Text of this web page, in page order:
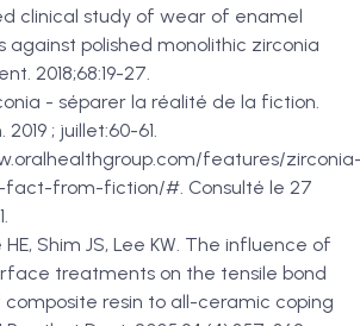
clinical study of wear of enamel
against polished monolithic zirconia
2018;68:19-27.
- séparer la réalité de la fiction.
; juillet:60-61.
features/
fact-from-fiction/#. Consulté le 27
HE, Shim JS, Lee KW. The influence of
treatments on the tensile bond
resin to all-ceramic coping